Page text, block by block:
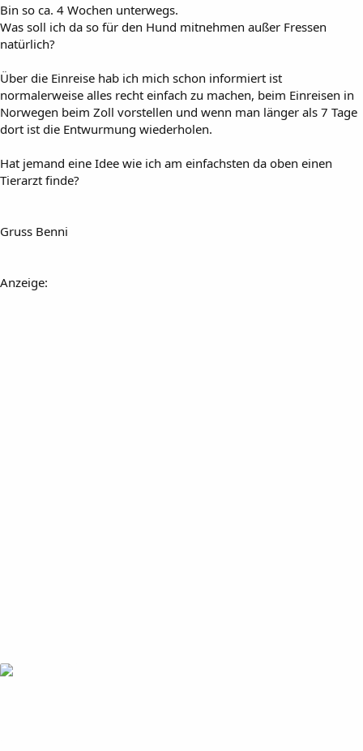
Bin so ca. 4 Wochen unterwegs.
Was soll ich da so für den Hund mitnehmen außer Fressen
natürlich?
Über die Einreise hab ich mich schon informiert ist
normalerweise alles recht einfach zu machen, beim Einreisen in
Norwegen beim Zoll vorstellen und wenn man länger als 7 Tage
dort ist die Entwurmung wiederholen.
Hat jemand eine Idee wie ich am einfachsten da oben einen
Tierarzt finde?
Gruss Benni
Anzeige: